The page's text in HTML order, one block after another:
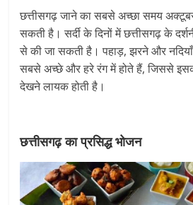
छत्तीसगढ़ जाने का सबसे अच्छा समय
सकती है। सर्दी के दिनों में छत्तीसगढ़ के
से की जा सकती है। पहाड़, झरने और नदियाँ
सबसे अच्छे और हरे रंग में होते हैं, जिससे
देखने लायक होती है।
छत्तीसगढ़ का प्रसिद्ध भोजन